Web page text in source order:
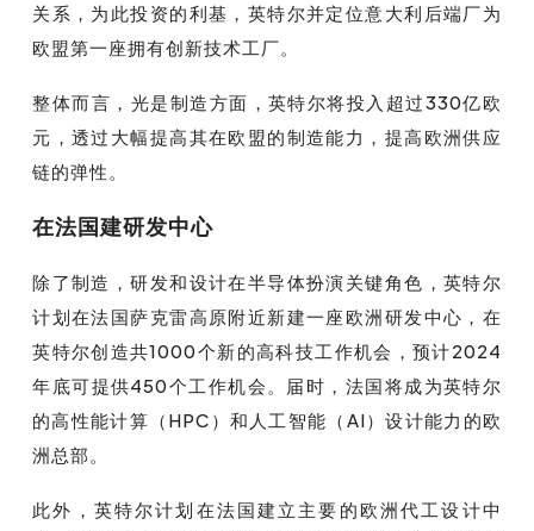
关系，为此投资的利基，英特尔并定位意大利后端厂为
欧盟第一座拥有创新技术工厂。
整体而言，光是制造方面，英特尔将投入超过330亿欧
元，透过大幅提高其在欧盟的制造能力，提高欧洲供应
链的弹性。
在法国建研发中心
除了制造，研发和设计在半导体扮演关键角色，英特尔
计划在法国萨克雷高原附近新建一座欧洲研发中心，在
英特尔创造共1000个新的高科技工作机会，预计2024
年底可提供450个工作机会。届时，法国将成为英特尔
的高性能计算（HPC）和人工智能（AI）设计能力的欧
洲总部。
此外，英特尔计划在法国建立主要的欧洲代工设计中